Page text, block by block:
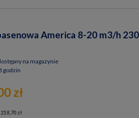
America 8-20 m3/h
na magazynie
godzin
zł
218,70 zł